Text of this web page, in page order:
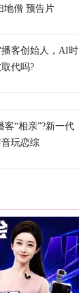
地僧 预告片
客创始人，AI时
代吗?
客“相亲”?新一代
玩恋综